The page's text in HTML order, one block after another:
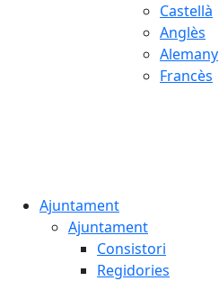
Castellà
Anglès
Alemany
Francès
Ajuntament
Ajuntament
Consistori
Regidories